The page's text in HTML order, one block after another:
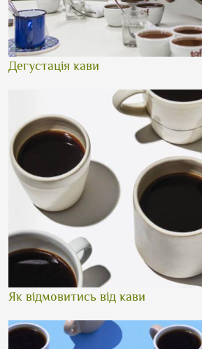
Дегустація кави
Як відмовитись від кави